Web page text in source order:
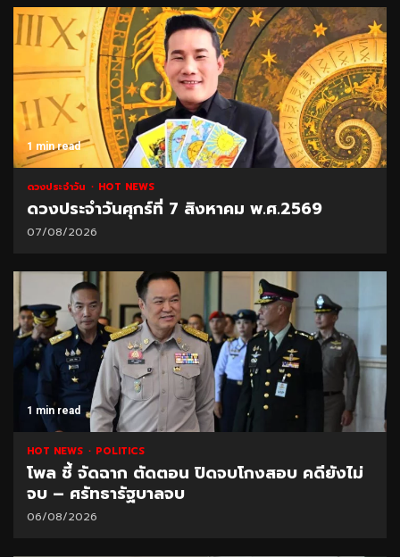
1 min read
ดวงประจำวัน HOT NEWS
ดวงประจำวันศุกร์ที่ 7 สิงหาคม พ.ศ.2569
07/08/2026
1 min read
HOT NEWS POLITICS
โพล ชี้ จัดฉาก ตัดตอน ปิดจบโกงสอบ คดียังไม่
จบ – ศรัทธารัฐบาลจบ
06/08/2026